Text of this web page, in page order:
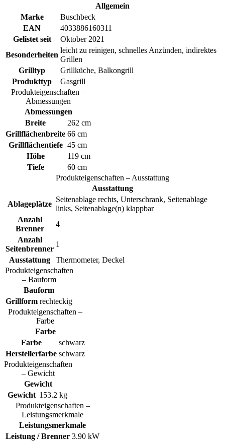
Allgemein
Marke
Buschbeck
EAN
4033886160311
Gelistet seit
Oktober 2021
Besonderheiten
leicht zu reinigen, schnelles Anzünden, indirektes
Grillen
Grilltyp
Grillküche, Balkongrill
Produkttyp
Gasgrill
Produkteigenschaften –
Abmessungen
Abmessungen
Breite
262 cm
Grillflächenbreite 66 cm
Grillflächentiefe 45 cm
Höhe
119 cm
Tiefe
60 cm
Produkteigenschaften – Ausstattung
Ausstattung
Ablageplätze
Seitenablage rechts, Unterschrank, Seitenablage
links, Seitenablage(n) klappbar
Anzahl
Brenner
4
Anzahl
Seitenbrenner
1
Ausstattung
Thermometer, Deckel
Produkteigenschaften
– Bauform
Bauform
Grillform rechteckig
Produkteigenschaften –
Farbe
Farbe
Farbe
schwarz
Herstellerfarbe schwarz
Produkteigenschaften
– Gewicht
Gewicht
Gewicht 153.2 kg
Produkteigenschaften –
Leistungsmerkmale
Leistungsmerkmale
Leistung / Brenner 3.90 kW